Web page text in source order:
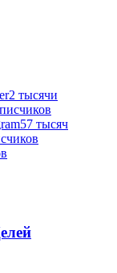
2 тысячи
57 тысяч